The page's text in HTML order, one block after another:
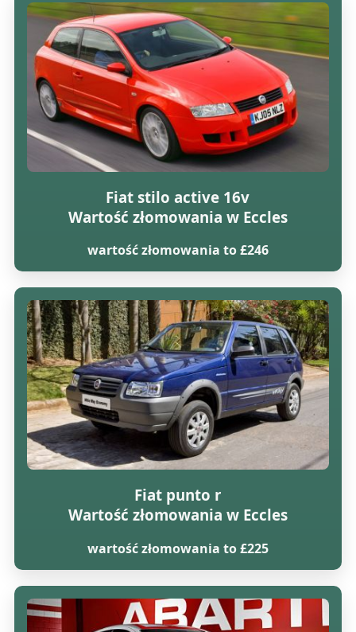
Fiat stilo active 16v
Wartość złomowania w Eccles
wartość złomowania to £246
Fiat punto r
Wartość złomowania w Eccles
wartość złomowania to £225